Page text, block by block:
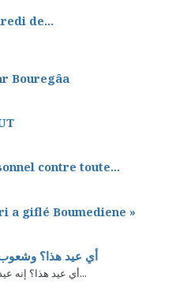
de...
Bouregâa
contre toute...
a giflé Boumediene »
أي عيد هذا؟ وشعوب
أي عيد هذا؟ إنه عيد الفطر، و فطر لماذا؟ لأن هناك ركن من...